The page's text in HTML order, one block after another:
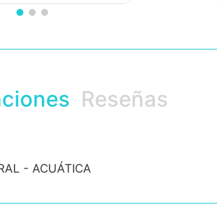
Reseñas
- ACUÁTICA